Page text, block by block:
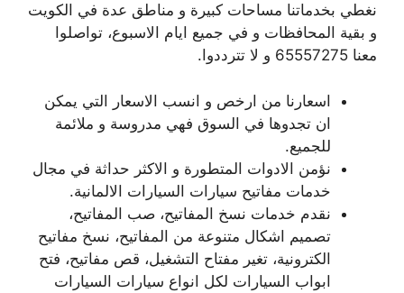
نغطي بخدماتنا مساحات كبيرة و مناطق عدة في الكويت
و بقية المحافظات و في جميع ايام الاسبوع، تواصلوا
معنا 65557275 و لا تترددوا.
اسعارنا من ارخص و انسب الاسعار التي يمكن
ان تجدوها في السوق فهي مدروسة و ملائمة
للجميع.
نؤمن الادوات المتطورة و الاكثر حداثة في مجال
خدمات مفاتيح سيارات السيارات الالمانية.
نقدم خدمات نسخ المفاتيح، صب المفاتيح،
تصميم اشكال متنوعة من المفاتيح، نسخ مفاتيح
الكترونية، تغير مفتاح التشغيل، قص مفاتيح، فتح
ابواب السيارات لكل انواع سيارات السيارات